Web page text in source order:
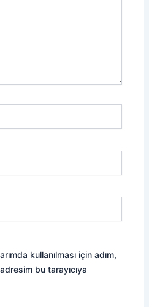
kullanılması için adım,
bu tarayıcıya